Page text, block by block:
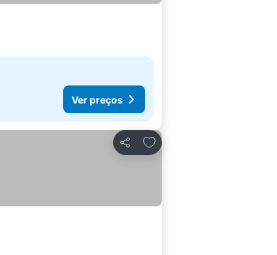
Ver preços
Partilhar
Adicionar aos favoritos